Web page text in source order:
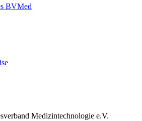
BVMed
Medizintechnologie e.V.